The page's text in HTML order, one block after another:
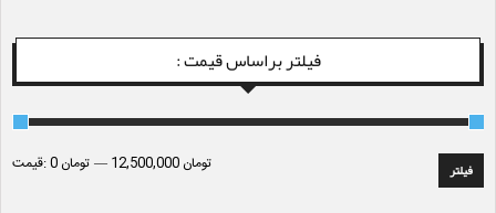
فیلتر براساس قیمت :
فیلتر قیمت: 0 تومان — 12,500,000 تومان